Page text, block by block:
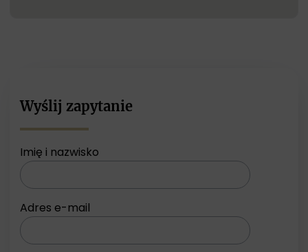
Wyślij zapytanie
Imię i nazwisko
Adres e-mail